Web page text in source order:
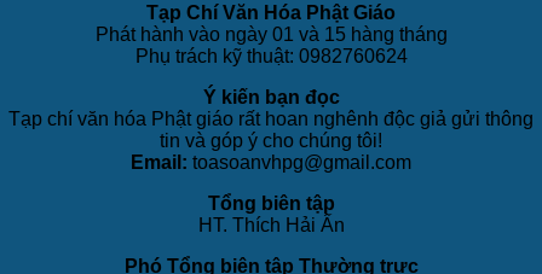
Tạp Chí Văn Hóa Phật Giáo
Phát hành vào ngày 01 và 15 hàng tháng
Phụ trách kỹ thuật: 0982760624
Ý kiến bạn đọc
Tạp chí văn hóa Phật giáo rất hoan nghênh độc giả gửi thông
tin và góp ý cho chúng tôi!
Email: toasoanvhpg@gmail.com
Tổng biên tập
HT. Thích Hải Ấn
Phó Tổng biên tập Thường trực